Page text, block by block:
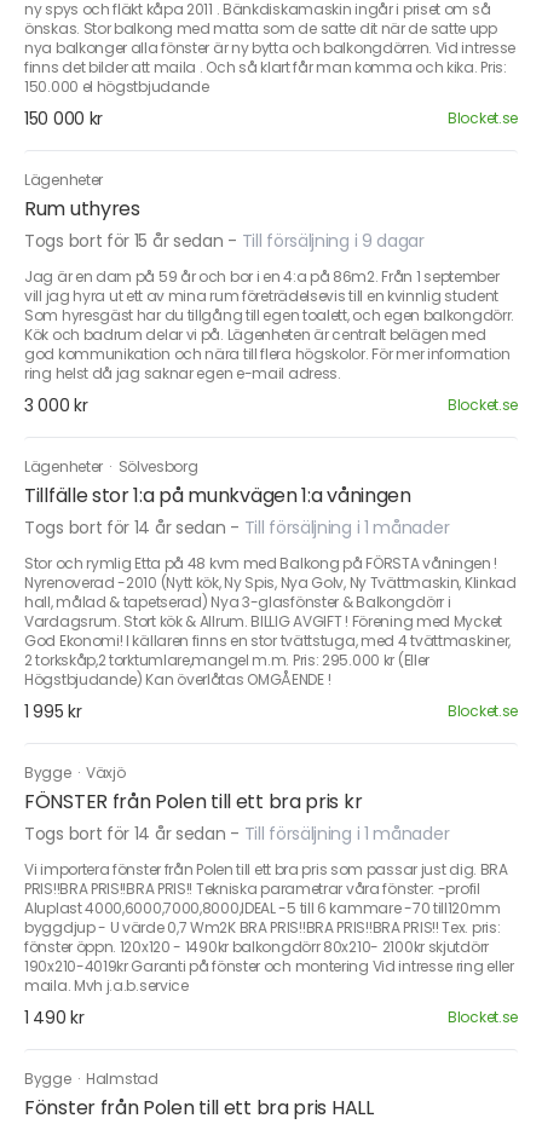
ny spys och fläkt kåpa 2011 . Bänkdiskamaskin ingår i priset om så
önskas. Stor balkong med matta som de satte dit när de satte upp
nya balkonger alla fönster är ny bytta och balkongdörren. Vid intresse
finns det bilder att maila . Och så klart får man komma och kika. Pris:
150.000 el högstbjudande
150 000 kr Blocket.se
Lägenheter
Rum uthyres
Togs bort för 15 år sedan - Till försäljning i 9 dagar
Jag är en dam på 59 år och bor i en 4:a på 86m2. Från 1 september
vill jag hyra ut ett av mina rum företrädelsevis till en kvinnlig student
Som hyresgäst har du tillgång till egen toalett, och egen balkongdörr.
Kök och badrum delar vi på. Lägenheten är centralt belägen med
god kommunikation och nära till flera högskolor. För mer information
ring helst då jag saknar egen e-mail adress.
3 000 kr Blocket.se
Lägenheter · Sölvesborg
Tillfälle stor 1:a på munkvägen 1:a våningen
Togs bort för 14 år sedan - Till försäljning i 1 månader
Stor och rymlig Etta på 48 kvm med Balkong på FÖRSTA våningen !
Nyrenoverad -2010 (Nytt kök, Ny Spis, Nya Golv, Ny Tvättmaskin, Klinkad
hall, målad & tapetserad) Nya 3-glasfönster & Balkongdörr i
Vardagsrum. Stort kök & Allrum. BILLIG AVGIFT ! Förening med Mycket
God Ekonomi! I källaren finns en stor tvättstuga, med 4 tvättmaskiner,
2 torkskåp,2 torktumlare,mangel m.m. Pris: 295.000 kr (Eller
Högstbjudande) Kan överlåtas OMGÅENDE !
1 995 kr Blocket.se
Bygge ·Växjö
FÖNSTER från Polen till ett bra pris kr
Togs bort för 14 år sedan - Till försäljning i 1 månader
Vi importera fönster från Polen till ett bra pris som passar just dig. BRA
PRIS!!BRA PRIS!!BRA PRIS!! Tekniska parametrar våra fönster: -profil
Aluplast 4000,6000,7000,8000,IDEAL -5 till 6 kammare -70 till120mm
byggdjup - U värde 0,7 Wm2K BRA PRIS!!BRA PRIS!!BRA PRIS!! Tex. pris:
fönster öppn. 120x120 - 1490kr balkongdörr 80x210- 2100kr skjutdörr
190x210-4019kr Garanti på fönster och montering Vid intresse ring eller
maila. Mvh j.a.b.service
1 490 kr Blocket.se
Bygge · Halmstad
Fönster från Polen till ett bra pris HALL